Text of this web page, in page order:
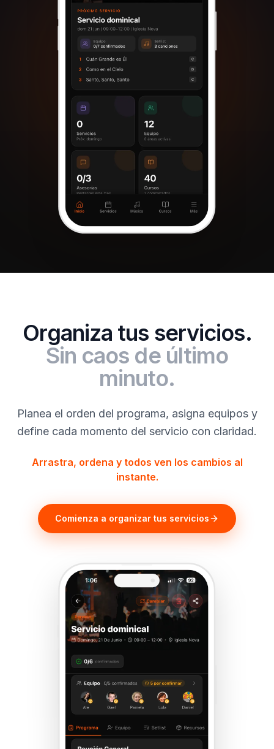
Organiza tus servicios.
Sin caos de último
minuto.
Planea el orden del programa, asigna equipos y
define cada momento del servicio con claridad.
Arrastra, ordena y todos ven los cambios al
instante.
Comienza a organizar tus servicios